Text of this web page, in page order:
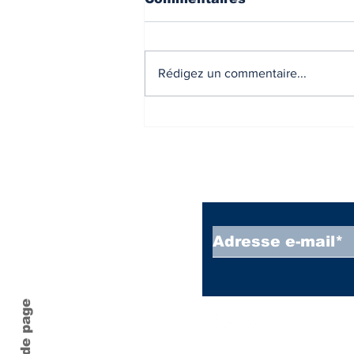
Décret.
Rédigez un commentaire...